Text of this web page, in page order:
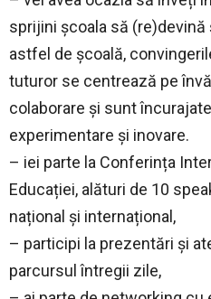
sprijini școala să
astfel de școală,
tuturor se centrează pe
colaborare și sunt
experimentare și inovare.
– iei parte la Conferința
Educației, alături de 10
național și internațional,
– participi la prezentări și
parcursul întregii zile,